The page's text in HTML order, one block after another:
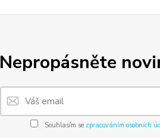
Nepropásněte
Souhlasím se zpracováním osobních